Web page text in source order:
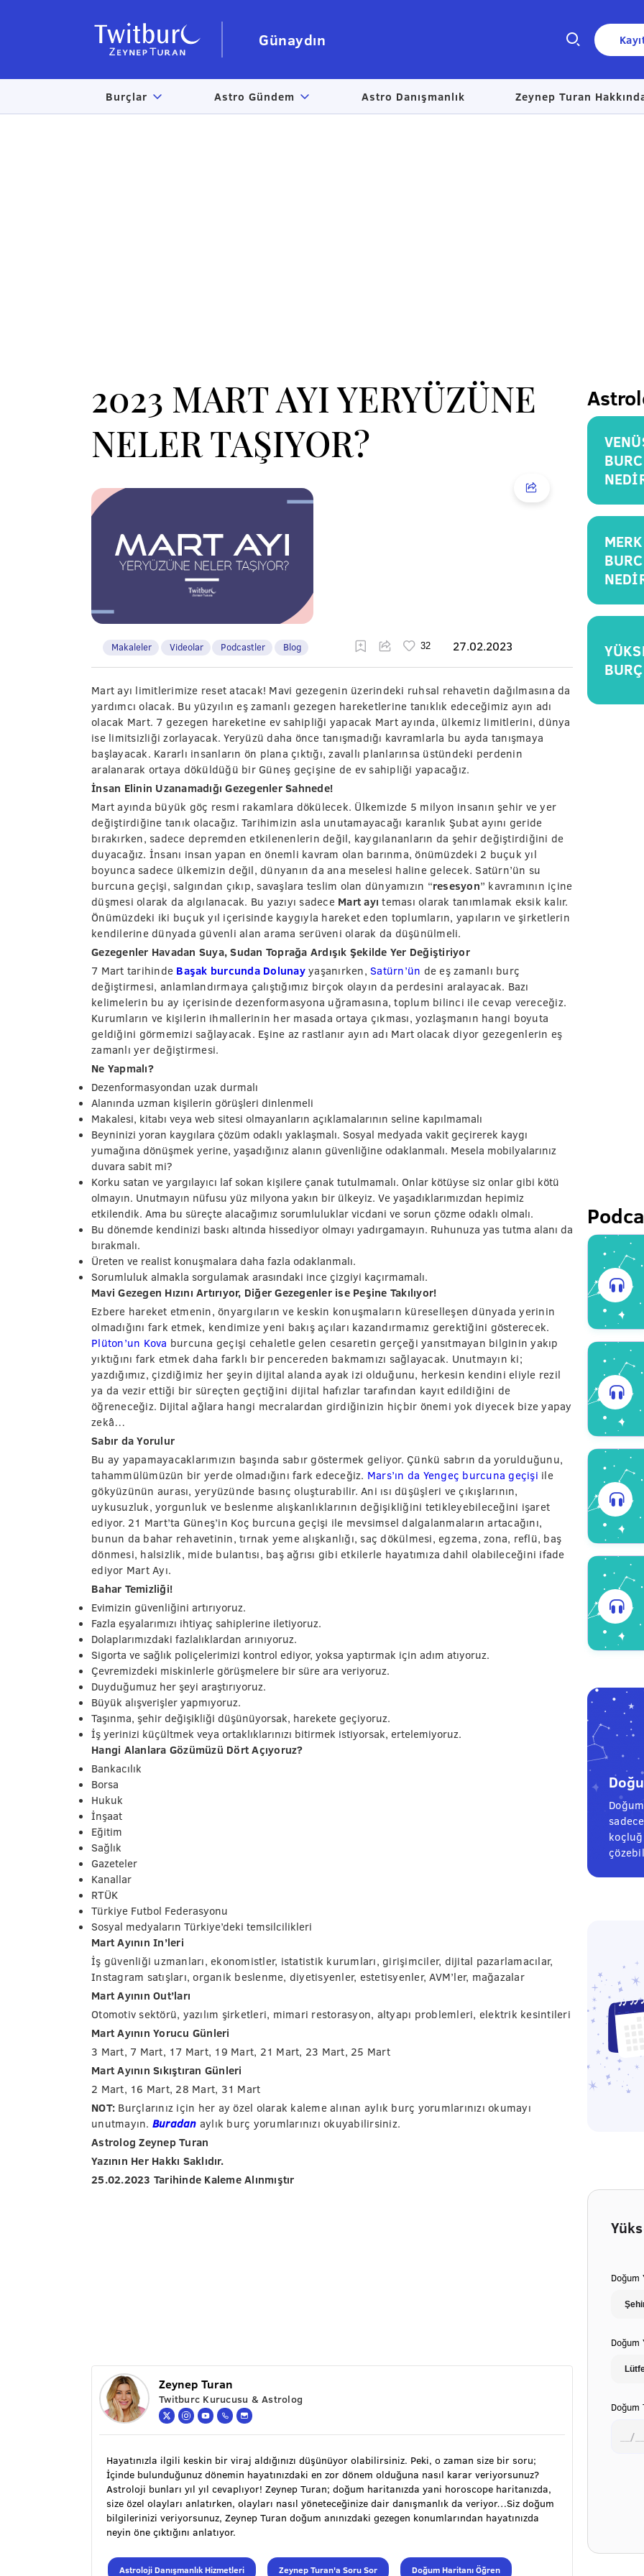
Günaydın
Burçlar Astro Gündem Astro Danışmanlık Zeynep Turan
2023 MART AYI YERYÜZÜNE
NELER TAŞIYOR?
Makaleler Videolar Podcastler Blog 27.02.2023
Mart ayı limitlerimize reset atacak! Mavi gezegenin üzerindeki ruhsal rehavetin dağılmasına da
yardımcı olacak. Bu yüzyılın eş zamanlı gezegen hareketlerine tanıklık edeceğimiz ayın adı
olacak Mart. 7 gezegen hareketine ev sahipliği yapacak Mart ayında, ülkemiz limitlerini, dünya
ise limitsizliği zorlayacak. Yeryüzü daha önce tanışmadığı kavramlarla bu ayda tanışmaya
başlayacak. Kararlı insanların ön plana çıktığı, zavallı planlarınsa üstündeki perdenin
aralanarak ortaya döküldüğü bir Güneş geçişine de ev sahipliği yapacağız.
İnsan Elinin Uzanamadığı Gezegenler Sahnede!
Mart ayında büyük göç resmi rakamlara dökülecek. Ülkemizde 5 milyon insanın şehir ve yer
değiştirdiğine tanık olacağız. Tarihimizin asla unutamayacağı karanlık Şubat ayını geride
bırakırken, sadece depremden etkilenenlerin değil, kaygılananların da şehir değiştirdiğini de
duyacağız. İnsanı insan yapan en önemli kavram olan barınma, önümüzdeki 2 buçuk yıl
boyunca sadece ülkemizin değil, dünyanın da ana meselesi haline gelecek. Satürn’ün su
burcuna geçişi, salgından çıkıp, savaşlara teslim olan dünyamızın “resesyon” kavramının içine
düşmesi olarak da algılanacak. Bu yazıyı sadeceMart ayıteması olarak tanımlamak eksik kalır.
Önümüzdeki iki buçuk yıl içerisinde kaygıyla hareket eden toplumların, yapıların ve şirketlerin
kendilerine dünyada güvenli alan arama serüveni olarak da düşünülmeli.
Gezegenler Havadan Suya, Sudan Toprağa Ardışık Şekilde Yer Değiştiriyor
7 Mart tarihinde Başak burcunda Dolunay yaşanırken, Satürn’ün de eş zamanlı burç
değiştirmesi, anlamlandırmaya çalıştığımız birçok olayın da perdesini aralayacak. Bazı
kelimelerin bu ay içerisinde dezenformasyona uğramasına, toplum bilinci ile cevap vereceğiz.
Kurumların ve kişilerin ihmallerinin her masada ortaya çıkması, yozlaşmanın hangi boyuta
geldiğini görmemizi sağlayacak. Eşine az rastlanır ayın adı Mart olacak diyor gezegenlerin eş
zamanlı yer değiştirmesi.
Ne Yapmalı?
Dezenformasyondan uzak durmalı
Alanında uzman kişilerin görüşleri dinlenmeli
Makalesi, kitabı veya web sitesi olmayanların açıklamalarının seline kapılmamalı
Beyninizi yoran kaygılara çözüm odaklı yaklaşmalı. Sosyal medyada vakit geçirerek kaygı
yumağına dönüşmek yerine, yaşadığınız alanın güvenliğine odaklanmalı. Mesela mobilyalarınız
duvara sabit mi?
Korku satan ve yargılayıcı laf sokan kişilere çanak tutulmamalı. Onlar kötüyse siz onlar gibi kötü
olmayın. Unutmayın nüfusu yüz milyona yakın bir ülkeyiz. Ve yaşadıklarımızdan hepimiz
etkilendik. Ama bu süreçte alacağımız sorumluluklar vicdani ve sorun çözme odaklı olmalı.
Bu dönemde kendinizi baskı altında hissediyor olmayı yadırgamayın. Ruhunuza yas tutma alanı da
bırakmalı.
Üreten ve realist konuşmalara daha fazla odaklanmalı.
Sorumluluk almakla sorgulamak arasındaki ince çizgiyi kaçırmamalı.
Mavi Gezegen Hızını Artırıyor, Diğer Gezegenler ise Peşine Takılıyor!
Ezbere hareket etmenin, önyargıların ve keskin konuşmaların küreselleşen dünyada yerinin
olmadığını fark etmek, kendimize yeni bakış açıları kazandırmamız gerektiğini gösterecek.
Plüton’un Kova burcuna geçişi cehaletle gelen cesaretin gerçeği yansıtmayan bilginin yakıp
yıktığını fark etmek daha farklı bir pencereden bakmamızı sağlayacak. Unutmayın ki;
yazdığımız, çizdiğimiz her şeyin dijital alanda ayak izi olduğunu, herkesin kendini eliyle rezil
ya da vezir ettiği bir süreçten geçtiğini dijital hafızlar tarafından kayıt edildiğini de
öğreneceğiz. Dijital ağlara hangi mecralardan girdiğinizin hiçbir önemi yok diyecek bize yapay
zekâ…
Sabır da Yorulur
Bu ay yapamayacaklarımızın başında sabır göstermek geliyor. Çünkü sabrın da yorulduğunu,
tahammülümüzün bir yerde olmadığını fark edeceğiz. Mars’ın da Yengeç burcuna geçişi ile
gökyüzünün aurası, yeryüzünde basınç oluşturabilir. Ani ısı düşüşleri ve çıkışlarının,
uykusuzluk, yorgunluk ve beslenme alışkanlıklarının değişikliğini tetikleyebileceğini işaret
ediyor. 21 Mart’ta Güneş’in Koç burcuna geçişi ile mevsimsel dalgalanmaların artacağını,
bunun da bahar rehavetinin, tırnak yeme alışkanlığı, saç dökülmesi, egzema, zona, reflü, baş
dönmesi, halsizlik, mide bulantısı, baş ağrısı gibi etkilerle hayatımıza dahil olabileceğini ifade
ediyor Mart Ayı.
Bahar Temizliği!
Evimizin güvenliğini artırıyoruz.
Fazla eşyalarımızı ihtiyaç sahiplerine iletiyoruz.
Dolaplarımızdaki fazlalıklardan arınıyoruz.
Sigorta ve sağlık poliçelerimizi kontrol ediyor, yoksa yaptırmak için adım atıyoruz.
Çevremizdeki miskinlerle görüşmelere bir süre ara veriyoruz.
Duyduğumuz her şeyi araştırıyoruz.
Büyük alışverişler yapmıyoruz.
Taşınma, şehir değişikliği düşünüyorsak, harekete geçiyoruz.
İş yerinizi küçültmek veya ortaklıklarınızı bitirmek istiyorsak, ertelemiyoruz.
Hangi Alanlara Gözümüzü Dört Açıyoruz?
Bankacılık
Borsa
Hukuk
İnşaat
Eğitim
Sağlık
Gazeteler
Kanallar
RTÜK
Türkiye Futbol Federasyonu
Sosyal medyaların Türkiye’deki temsilcilikleri
Mart Ayının In’leri
İş güvenliği uzmanları, ekonomistler, istatistik kurumları, girişimciler, dijital pazarlamacılar,
Instagram satışları, organik beslenme, diyetisyenler, estetisyenler, AVM’ler, mağazalar
Mart Ayının Out’ları
Otomotiv sektörü, yazılım şirketleri, mimari restorasyon, altyapı problemleri, elektrik kesintileri
Mart Ayının Yorucu Günleri
3 Mart, 7 Mart, 17 Mart, 19 Mart, 21 Mart, 23 Mart, 25 Mart
Mart Ayının Sıkıştıran Günleri
2 Mart, 16 Mart, 28 Mart, 31 Mart
NOT: Burçlarınız için her ay özel olarak kaleme alınan aylık burç yorumlarınızı okumayı
unutmayın. Buradan aylık burç yorumlarınızı okuyabilirsiniz.
Astrolog Zeynep Turan
Yazının Her Hakkı Saklıdır.
25.02.2023 Tarihinde Kaleme Alınmıştır
Zeynep Turan
Twitburc Kurucusu & Astrolog
Hayatınızla ilgili keskin bir viraj aldığınızı düşünüyor olabilirsiniz. Peki, o zaman size bir soru;
İçinde bulunduğunuz dönemin hayatınızdaki en zor dönem olduğuna nasıl karar veriyorsunuz?
Astroloji bunları yıl yıl cevaplıyor! Zeynep Turan; doğum haritanızda yani horoscope haritanızda,
size özel olayları anlatırken, olayları nasıl yöneteceğinize dair danışmanlık da veriyor…Siz doğum
bilgilerinizi veriyorsunuz, Zeynep Turan doğum anınızdaki gezegen konumlarından hayatınızda
neyin öne çıktığını anlatıyor.
Astroloji Danışmanlık Hizmetleri Zeynep Turan'a Soru Sor Doğum Haritanı Öğren
BURÇ
Doğum
Doğum
Doğum